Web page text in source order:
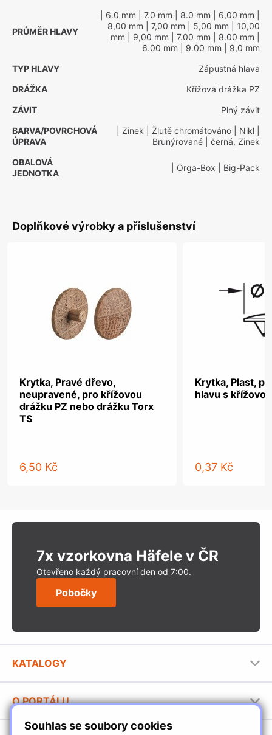
Souhlas se soubory cookies
PRŮMĚR HLAVY
| 6.0 mm | 7.0 mm | 8.0 mm | 6,00 mm
8,00 mm | 7,00 mm | 5,00 mm | 10,00
mm | 9,00 mm | 7.00 mm | 8.00 mm
6.00 mm | 9.00 mm | 9,0 mm
TYP HLAVY
Zápustná hlava
DRÁŽKA
Křížová drážka PZ
ZÁVIT
Plný závit
BARVA/POVRCHOVÁ
ÚPRAVA
| Zinek | Žlutě chromátováno | Nikl
Brunýrované | černá, Zinek
OBALOVÁ
JEDNOTKA
| Orga-Box | Big-Pack
Doplňkové výrobky a příslušenství
Krytka, Pravé dřevo,
neupravené, pro křížovou
drážku PZ nebo drážku Torx
TS
6,50 Kč
Krytka, Plast,
hlavu s
0,37 Kč
7x vzorkovna Häfele v ČR
Otevřeno každý pracovní den od 7:00.
Pobočky
KATALOGY
Stavební katalog Häfele
Brožury Häfele
O PORTÁLU
Provozovatel portálu